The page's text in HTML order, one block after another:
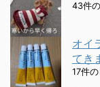
43件
オイ
てき
17件